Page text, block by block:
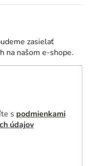
zasielať
na našom e-shope.
s podmienkami
údajov